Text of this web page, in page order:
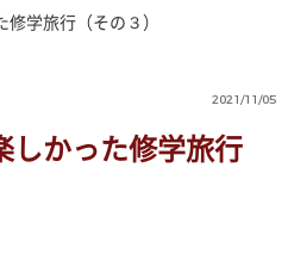
学旅行（その３）
2021/11/05
かった修学旅行